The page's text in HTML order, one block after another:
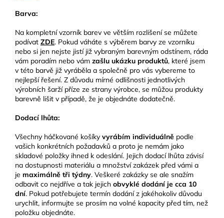
Barva:
Na kompletní vzorník barev ve větším rozlišení se můžete
podívat ZDE. Pokud váháte s výběrem barvy ze vzorníku
nebo si jen nejste jistí již vybraným barevným odstínem, ráda
vám poradím nebo vám zašlu ukázku produktů, které jsem
v této barvě již vyráběla a společně pro vás vybereme to
nejlepší řešení. Z důvodu mírné odlišnosti jednotlivých
výrobních šarží příze ze strany výrobce, se můžou produkty
barevně lišit v případě, že je objednáte dodatečně.
Dodací lhůta:
Všechny háčkované košíky vyrábím individuálně podle
vašich konkrétních požadavků a proto je nemám jako
skladové položky ihned k odeslání. Jejich dodací lhůta závisí
na dostupnosti materiálu a množství zakázek před vámi a
je maximálně tři týdny. Veškeré zakázky se ale snažím
odbavit co nejdříve a tak jejich obvyklé dodání je cca 10
dní. Pokud potřebujete termín dodání z jakéhokoliv důvodu
urychlit, informujte se prosím na volné kapacity před tím, než
položku objednáte.